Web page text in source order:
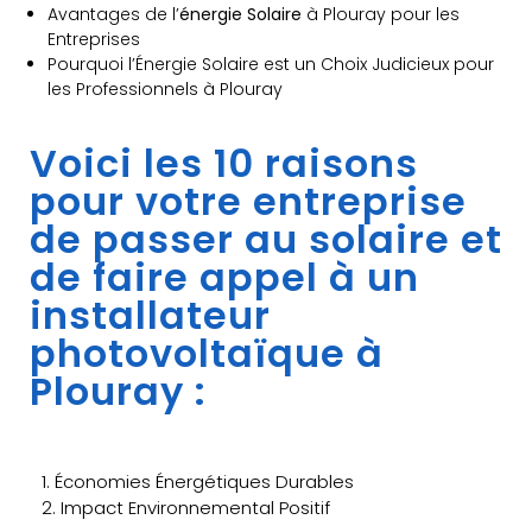
Avantages de l’énergie Solaire à Plouray pour les
Entreprises
Pourquoi l’Énergie Solaire est un Choix Judicieux pour
les Professionnels à Plouray
Voici les 10 raisons
pour votre entreprise
de passer au solaire et
de faire appel à un
installateur
photovoltaïque à
Plouray :
1. Économies Énergétiques Durables
2. Impact Environnemental Positif